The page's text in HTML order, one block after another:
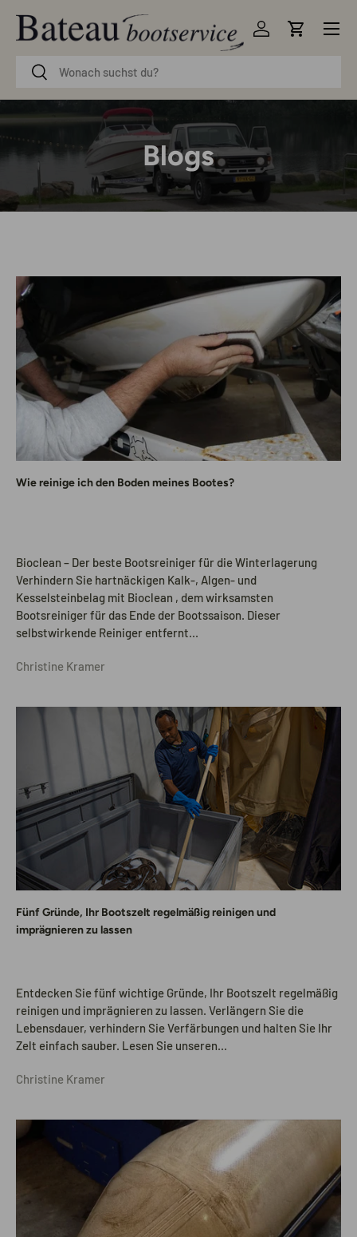
Direkt zum Inhalt
SuchenSuchen
Einloggen
Menü
Blogs
Wie reinige ich den Boden meines Bootes?
Bioclean – Der beste Bootsreiniger für die Winterlagerung
Verhindern Sie hartnäckigen Kalk-, Algen- und
Kesselsteinbelag mit Bioclean , dem wirksamsten
Bootsreiniger für das Ende der Bootssaison. Dieser
selbstwirkende Reiniger entfernt...
Christine Kramer
Fünf Gründe, Ihr Bootszelt regelmäßig reinigen und
imprägnieren zu lassen
Entdecken Sie fünf wichtige Gründe, Ihr Bootszelt regelmäßig
reinigen und imprägnieren zu lassen. Verlängern Sie die
Lebensdauer, verhindern Sie Verfärbungen und halten Sie Ihr
Zelt einfach sauber. Lesen Sie unseren...
Christine Kramer